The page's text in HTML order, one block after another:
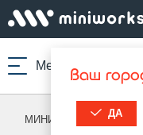
Меню Ваш
ДА
МИНИВОРКС ПРО /